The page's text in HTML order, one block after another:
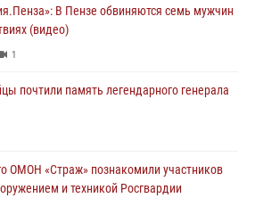
В Пензе обвиняются семь мужчин
(видео)
1
почтили память легендарного генерала
ОМОН «Страж» познакомили участников
и техникой Росгвардии